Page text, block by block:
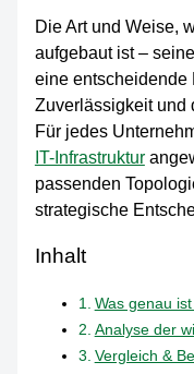
Die Art und Weise,
aufgebaut ist – seine
eine entscheidende
Zuverlässigkeit und
Für jedes
IT-Infrastruktur
passenden
strategische
Inhalt
Was genau
Analyse der
Vergleich &